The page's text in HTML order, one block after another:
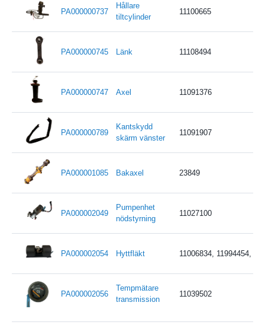
PA000000737
Hållare
tiltcylinder
11100665
PA000000745 Länk 11108494
PA000000747 Axel 11091376
PA000000789
Kantskydd
skärm vänster
11091907
PA000001085 Bakaxel 23849
PA000002049
Pumpenhet
nödstyrning
11027100
PA000002054 Hyttfläkt 11006834, 11994454,
PA000002056
Tempmätare
transmission
11039502